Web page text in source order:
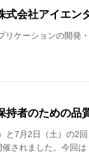
式会社アイエ
リケーションの開発
持者のための
と7月2日（土）の2
されました。今回は